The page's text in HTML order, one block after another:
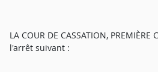
LA COUR DE CASSATION,
l'arrêt suivant :